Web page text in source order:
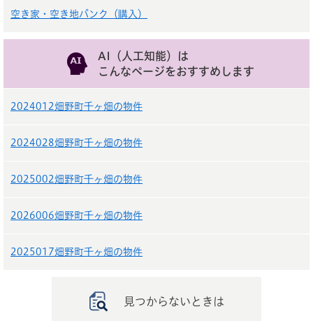
空き家・空き地バンク（購入）
AI（人工知能）は
こんなページをおすすめします
2024012畑野町千ヶ畑の物件
2024028畑野町千ヶ畑の物件
2025002畑野町千ヶ畑の物件
2026006畑野町千ヶ畑の物件
2025017畑野町千ヶ畑の物件
見つからないときは